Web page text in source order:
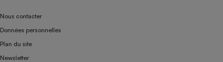
Nous contacter
Données personnelles
Plan du site
Newsletter